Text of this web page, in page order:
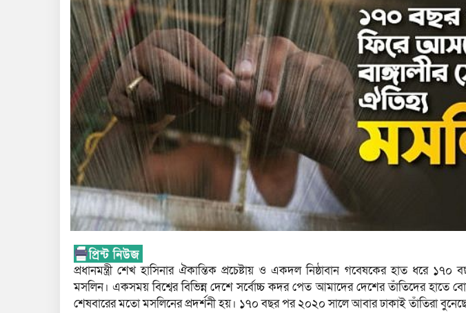
প্রধানমন্ত্রী শেখ হাসিনার ঐকান্তিক প্রচেষ্টায় ও একদল নিষ্ঠাবান গবেষকের হাত ধরে
মসলিন। একসময় বিশ্বের বিভিন্ন দেশে সর্বোচ্চ কদর পেত আমাদের দেশের তাঁতিদের হাতে
শেষবারের মতো মসলিনের প্রদর্শনী হয়। ১৭০ বছর পর ২০২০ সালে আবার ঢাকাই তাঁতিরা